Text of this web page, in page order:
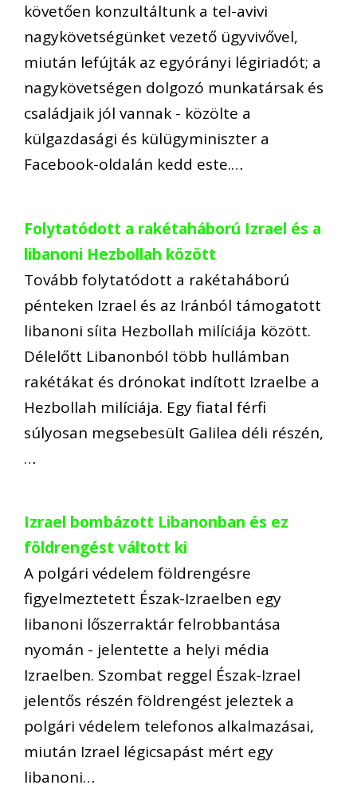
követően konzultáltunk a tel-avivi
nagykövetségünket vezető ügyvivővel,
miután lefújták az egyórányi légiriadót; a
nagykövetségen dolgozó munkatársak és
családjaik jól vannak - közölte a
külgazdasági és külügyminiszter a
Facebook-oldalán kedd este.…
Folytatódott a rakétaháború Izrael és a
libanoni Hezbollah között
Tovább folytatódott a rakétaháború
pénteken Izrael és az Iránból támogatott
libanoni síita Hezbollah milíciája között.
Délelőtt Libanonból több hullámban
rakétákat és drónokat indított Izraelbe a
Hezbollah milíciája. Egy fiatal férfi
súlyosan megsebesült Galilea déli részén,
…
Izrael bombázott Libanonban és ez
földrengést váltott ki
A polgári védelem földrengésre
figyelmeztetett Észak-Izraelben egy
libanoni lőszerraktár felrobbantása
nyomán - jelentette a helyi média
Izraelben. Szombat reggel Észak-Izrael
jelentős részén földrengést jeleztek a
polgári védelem telefonos alkalmazásai,
miután Izrael légicsapást mért egy
libanoni…